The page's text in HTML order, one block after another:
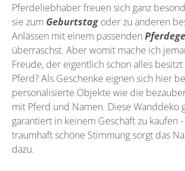
Pferdeliebhaber freuen sich ganz
sie zum Geburtstag oder zu anderen
Anlässen mit einem passenden
überraschst. Aber womit mache ich
Freude, der eigentlich schon alles besitzt
Pferd? Als Geschenke eignen sich hier
personalisierte Objekte wie die
mit Pferd und Namen. Diese Wanddeko
garantiert in keinem Geschäft zu kaufen
traumhaft schöne Stimmung sorgt das
dazu.